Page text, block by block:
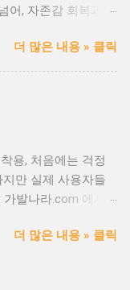
어, 자존감 회복과
과 위생, 착용감 이
를 위한 가발, 왜 특
에서 탈모는 흔한
해집니다. 이때 일반
료진과 협업하여 안
부 전용 안감 및 무
춘 사이즈 맞춤 서
트 ✔ 소재가 인체 무
더 많은 내용 » 클릭
용, 처음에는 걱정
만 실제 사용자들
발나라.com 에서
핑크빛 웨이브 가발을
더 많은 내용 » 클릭